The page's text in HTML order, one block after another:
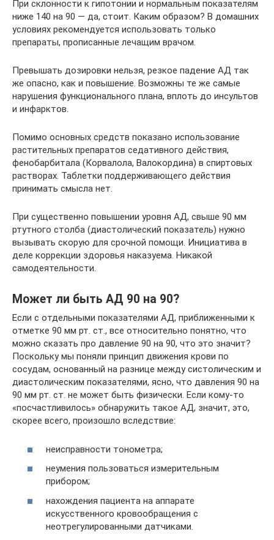
При склонности к гипотонии и нормальным показателям
ниже 140 на 90 — да, стоит. Каким образом? В домашних
условиях рекомендуется использовать только
препараты, прописанные лечащим врачом.
Превышать дозировки нельзя, резкое падение АД так
же опасно, как и повышение. Возможны те же самые
нарушения функционального плана, вплоть до инсультов
и инфарктов.
Помимо основных средств показано использование
растительных препаратов седативного действия,
фенобарбитала (Корвалола, Валокордина) в спиртовых
растворах. Таблетки поддерживающего действия
принимать смысла нет.
При существенно повышении уровня АД, свыше 90 мм
ртутного столба (диастолический показатель) нужно
вызывать скорую для срочной помощи. Инициатива в
деле коррекции здоровья наказуема. Никакой
самодеятельности.
Может ли быть АД 90 на 90?
Если с отдельными показателями АД, приближенными к
отметке 90 мм рт. ст., все относительно понятно, что
можно сказать про давление 90 на 90, что это значит?
Поскольку мы поняли принцип движения крови по
сосудам, основанный на разнице между систолическим и
диастолическим показателями, ясно, что давления 90 на
90 мм рт. ст. не может быть физически. Если кому-то
«посчастливилось» обнаружить такое АД, значит, это,
скорее всего, произошло вследствие:
неисправности тонометра;
неумения пользоваться измерительным
прибором;
нахождения пациента на аппарате
искусственного кровообращения с
неотрегулированными датчиками.